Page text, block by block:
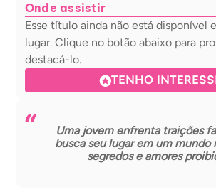
Onde assistir
Esse título ainda não está disponível
lugar. Clique no botão abaixo para
destacá-lo.
TENHO
Uma jovem enfrenta traições
busca seu lugar em um mundo
segredos e amores